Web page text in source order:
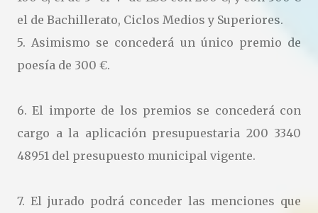
el de Bachillerato, Ciclos Medios y Superiores.
5. Asimismo se concederá un único premio de
poesía de 300 €.
6. El importe de los premios se concederá con
cargo a la aplicación presupuestaria 200 3340
48951 del presupuesto municipal vigente.
7. El jurado podrá conceder las menciones que